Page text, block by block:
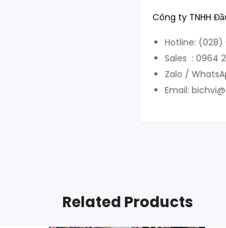
Công ty TNHH
Hotline: (028)
Sales : 0964
Zalo /
Email:
Related Products